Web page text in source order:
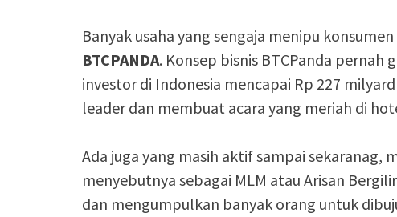
Banyak usaha yang sengaja menipu
BTCPANDA. Konsep bisnis BTCPanda pernah
investor di Indonesia mencapai Rp 227
leader dan membuat acara yang meriah di
Ada juga yang masih aktif sampai sekaranag,
menyebutnya sebagai MLM atau Arisan
dan mengumpulkan banyak orang untuk